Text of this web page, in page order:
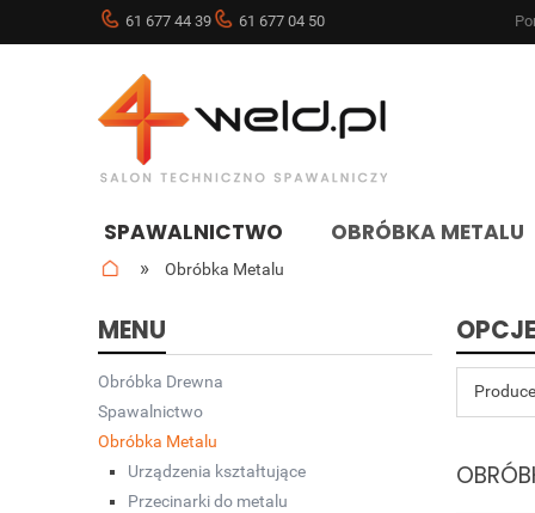
SPAWALNICTWO
OBRÓBKA METALU
NOWOŚCI
» Obróbka Metalu
61 677 44 39 61 677 04 50
MENU
Obróbka Drewna
Spawalnictwo
Obróbka Metalu
Urządzenia kształtujące
Przecinarki do metalu